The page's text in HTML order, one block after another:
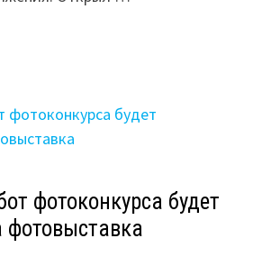
фотоконкурса будет
фотовыставка